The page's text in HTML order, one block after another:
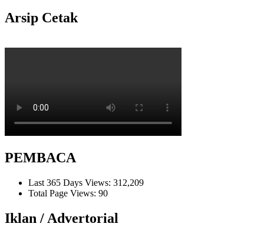
Arsip Cetak
PEMBACA
Last 365 Days Views: 312,209
Total Page Views: 90
Iklan / Advertorial